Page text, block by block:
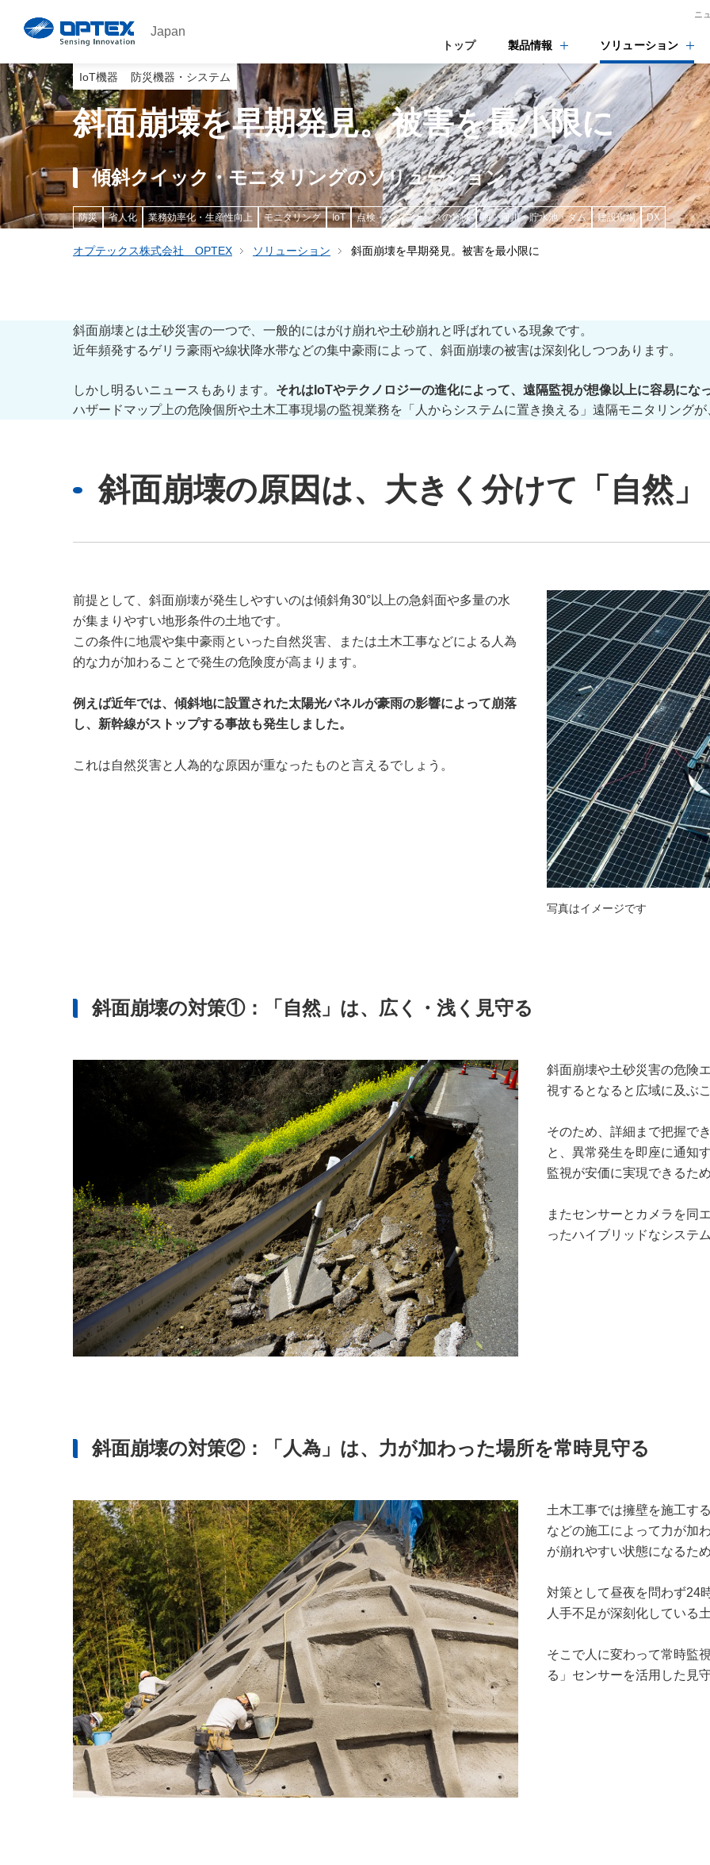
Japan
ニ
トップ 製品情報 ソリューション
IoT機器 防災機器・システム
斜面崩壊を早期発見。被害を最小限に
傾斜クイック・モニタリングのソリューション
防災 省人化 業務効率化・生産性向上 モニタリング IoT 点検・メンテナンスの軽減 海・河川・貯水池・ダム 建設現場 DX
オプテックス株式会社 OPTEX ソリューション 斜面崩壊を早期発見。被害を最小限に
斜面崩壊とは土砂災害の一つで、一般的にはがけ崩れや土砂崩れと呼ばれている現象です。
近年頻発するゲリラ豪雨や線状降水帯などの集中豪雨によって、斜面崩壊の被害は深刻化しつつあります。
しかし明るいニュースもあります。 それはIoTやテクノロジーの進化によって、遠隔監視が想像以上に容易にな
ハザードマップ上の危険個所や土木工事現場の監視業務を「人からシステムに置き換える」遠隔モニタリング
斜面崩壊の原因は、大きく分けて「自然
前提として、斜面崩壊が発生しやすいのは傾斜角30°以上の急斜面や多量の水
が集まりやすい地形条件の土地です。
この条件に地震や集中豪雨といった自然災害、または土木工事などによる人為
的な力が加わることで発生の危険度が高まります。
例えば近年では、傾斜地に設置された太陽光パネルが豪雨の影響によって崩落
し、新幹線がストップする事故も発生しました。
これは自然災害と人為的な原因が重なったものと言えるでしょう。
写真はイメージです
斜面崩壊の対策①：「自然」は、広く・浅く見守る
斜面崩壊や土砂災害の危険
視するとなると広域に及ぶ
そのため、詳細まで把握で
と、異常発生を即座に通知
監視が安価に実現できるた
またセンサーとカメラを同
ったハイブリッドなシステ
斜面崩壊の対策②：「人為」は、力が加わった場所を常時見守る
土木工事では擁壁を施工す
などの施工によって力が加
が崩れやすい状態になるた
対策として昼夜を問わず24
人手不足が深刻化している
そこで人に変わって常時監
る」センサーを活用した見